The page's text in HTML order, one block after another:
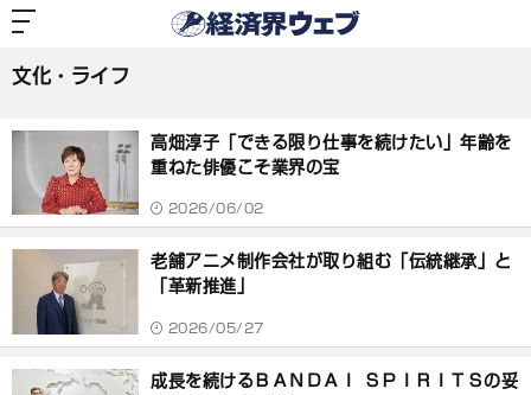
文化・ライフ
文化・ライフ
高畑淳子「できる限り仕事を続けたい」年齢を
重ねた俳優こそ業界の宝
2026/06/02
老舗アニメ制作会社が取り組む「伝統継承」と
「革新推進」
2026/05/27
成長を続けるＢＡＮＤＡＩ ＳＰＩＲＩＴＳの妥